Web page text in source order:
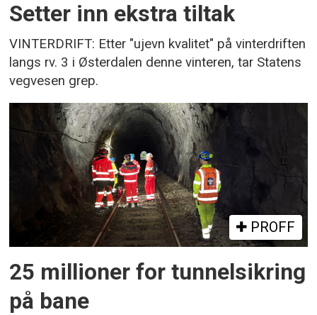
Setter inn ekstra tiltak
VINTERDRIFT: Etter "ujevn kvalitet" på vinterdriften
langs rv. 3 i Østerdalen denne vinteren, tar Statens
vegvesen grep.
PROFF
25 millioner for tunnelsikring
på bane